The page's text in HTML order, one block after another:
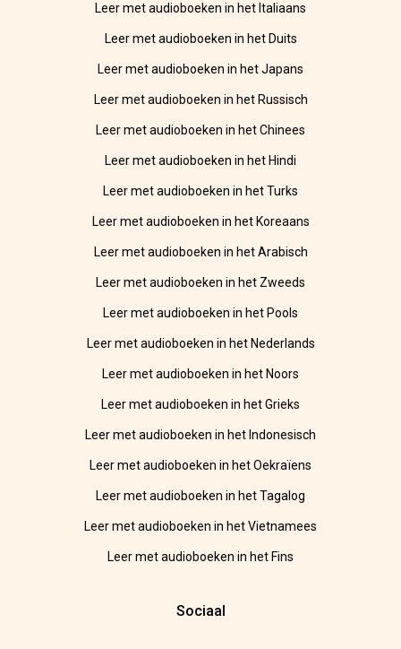
Leer met audioboeken in het Italiaans
Leer met audioboeken in het Duits
Leer met audioboeken in het Japans
Leer met audioboeken in het Russisch
Leer met audioboeken in het Chinees
Leer met audioboeken in het Hindi
Leer met audioboeken in het Turks
Leer met audioboeken in het Koreaans
Leer met audioboeken in het Arabisch
Leer met audioboeken in het Zweeds
Leer met audioboeken in het Pools
Leer met audioboeken in het Nederlands
Leer met audioboeken in het Noors
Leer met audioboeken in het Grieks
Leer met audioboeken in het Indonesisch
Leer met audioboeken in het Oekraïens
Leer met audioboeken in het Tagalog
Leer met audioboeken in het Vietnamees
Leer met audioboeken in het Fins
Sociaal